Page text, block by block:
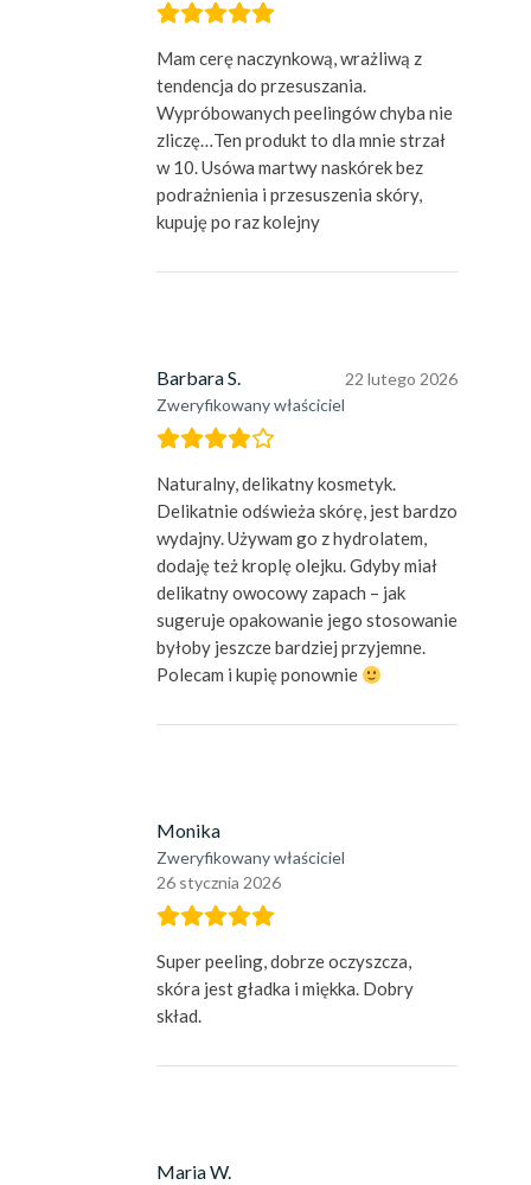
Mam cerę naczynkową, wrażliwą z
tendencja do przesuszania.
Wypróbowanych peelingów chyba nie
zliczę…Ten produkt to dla mnie strzał
w 10. Usówa martwy naskórek bez
podrażnienia i przesuszenia skóry,
kupuję po raz kolejny
Barbara S.
Zweryfikowany właściciel
22 lutego 2026
Naturalny, delikatny kosmetyk.
Delikatnie odświeża skórę, jest bardzo
wydajny. Używam go z hydrolatem,
dodaję też kroplę olejku. Gdyby miał
delikatny owocowy zapach – jak
sugeruje opakowanie jego stosowanie
byłoby jeszcze bardziej przyjemne.
Polecam i kupię ponownie
Monika
Zweryfikowany właściciel
26 stycznia 2026
Super peeling, dobrze oczyszcza,
skóra jest gładka i miękka. Dobry
skład.
Maria W.